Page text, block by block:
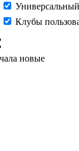
Клубы
новые